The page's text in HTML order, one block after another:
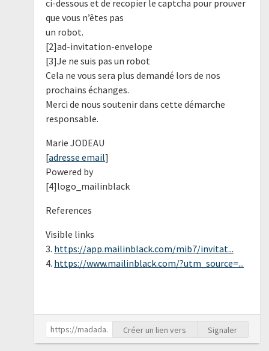
ci-dessous et de recopier le captcha pour prouver
que vous n’êtes pas
un robot.
[2]ad-invitation-envelope
[3]Je ne suis pas un robot
Cela ne vous sera plus demandé lors de nos
prochains échanges.
Merci de nous soutenir dans cette démarche
responsable.
Marie JODEAU
[adresse email]
Powered by
[4]logo_mailinblack
References
Visible links
3. https://app.mailinblack.com/mib7/invitat...
4. https://www.mailinblack.com/?utm_source=...
Créer un lien vers Signaler